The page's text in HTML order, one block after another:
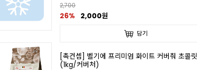
2,700
26% 2,000원
담기
[촉컨셉] 벨기에 프리미엄 화이트 커버춰 초콜릿
(1kg/커버처)